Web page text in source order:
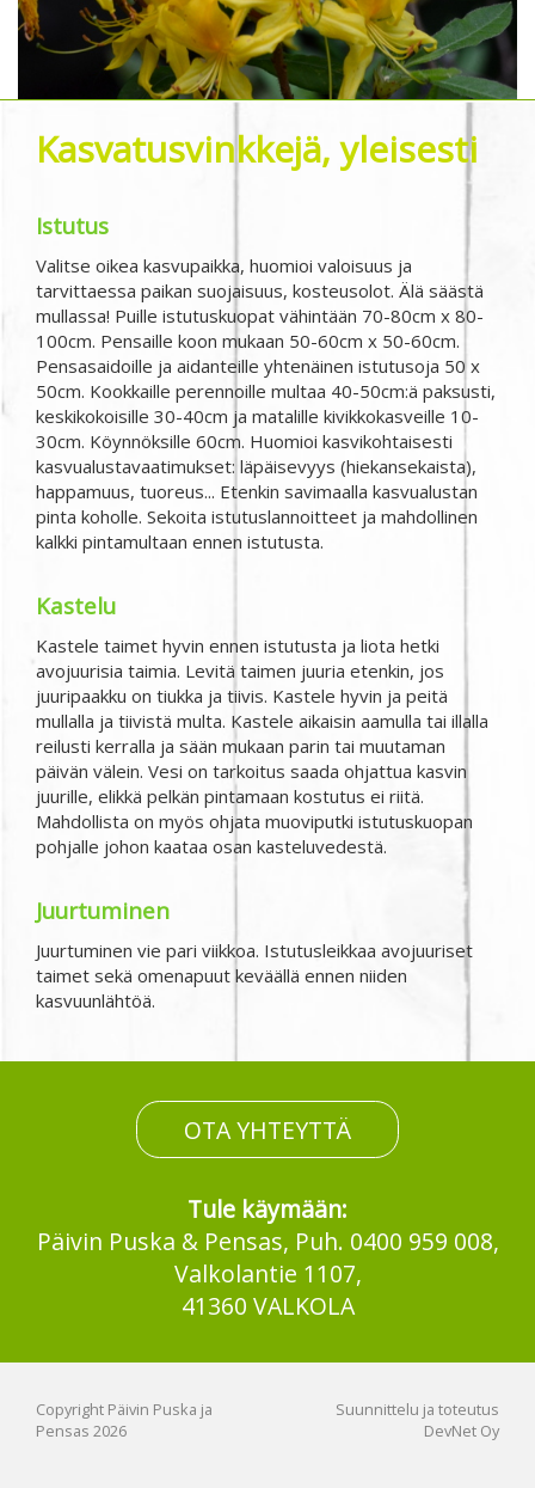
Kasvatusvinkkejä, yleisesti
Istutus
Valitse oikea kasvupaikka, huomioi valoisuus ja
tarvittaessa paikan suojaisuus, kosteusolot. Älä säästä
mullassa! Puille istutuskuopat vähintään 70-80cm x 80-
100cm. Pensaille koon mukaan 50-60cm x 50-60cm.
Pensasaidoille ja aidanteille yhtenäinen istutusoja 50 x
50cm. Kookkaille perennoille multaa 40-50cm:ä paksusti,
keskikokoisille 30-40cm ja matalille kivikkokasveille 10-
30cm. Köynnöksille 60cm. Huomioi kasvikohtaisesti
kasvualustavaatimukset: läpäisevyys (hiekansekaista),
happamuus, tuoreus... Etenkin savimaalla kasvualustan
pinta koholle. Sekoita istutuslannoitteet ja mahdollinen
kalkki pintamultaan ennen istutusta.
Kastelu
Kastele taimet hyvin ennen istutusta ja liota hetki
avojuurisia taimia. Levitä taimen juuria etenkin, jos
juuripaakku on tiukka ja tiivis. Kastele hyvin ja peitä
mullalla ja tiivistä multa. Kastele aikaisin aamulla tai illalla
reilusti kerralla ja sään mukaan parin tai muutaman
päivän välein. Vesi on tarkoitus saada ohjattua kasvin
juurille, elikkä pelkän pintamaan kostutus ei riitä.
Mahdollista on myös ohjata muoviputki istutuskuopan
pohjalle johon kaataa osan kasteluvedestä.
Juurtuminen
Juurtuminen vie pari viikkoa. Istutusleikkaa avojuuriset
taimet sekä omenapuut keväällä ennen niiden
kasvuunlähtöä.
OTA YHTEYTTÄ
Tule käymään:
Päivin Puska & Pensas, Puh. 0400 959 008,
Valkolantie 1107,
41360 VALKOLA
Copyright Päivin Puska ja
Pensas 2026
Suunnittelu ja toteutus
DevNet Oy